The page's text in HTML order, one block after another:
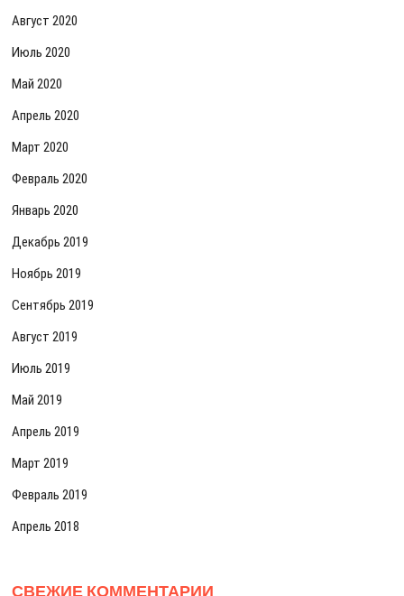
Август 2020
Июль 2020
Май 2020
Апрель 2020
Март 2020
Февраль 2020
Январь 2020
Декабрь 2019
Ноябрь 2019
Сентябрь 2019
Август 2019
Июль 2019
Май 2019
Апрель 2019
Март 2019
Февраль 2019
Апрель 2018